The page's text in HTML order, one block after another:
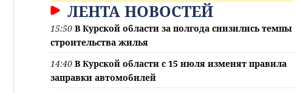
ЛЕНТА НОВОСТЕЙ
15:50 В Курской области за полгода снизились темпы
строительства жилья
14:40 В Курской области с 15 июля изменят правила
заправки автомобилей